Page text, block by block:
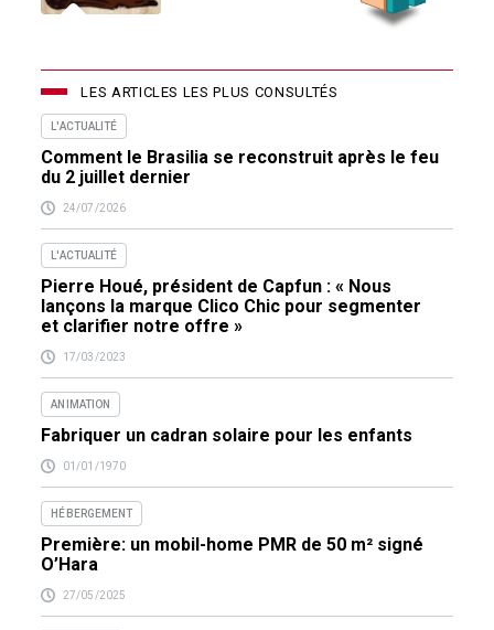
LES ARTICLES LES PLUS CONSULTÉS
L'ACTUALITÉ
Comment le Brasilia se reconstruit après le feu
du 2 juillet dernier
24/07/2026
L'ACTUALITÉ
Pierre Houé, président de Capfun : « Nous
lançons la marque Clico Chic pour segmenter
et clarifier notre offre »
17/03/2023
ANIMATION
Fabriquer un cadran solaire pour les enfants
01/01/1970
HÉBERGEMENT
Première: un mobil-home PMR de 50 m² signé
O’Hara
27/05/2025